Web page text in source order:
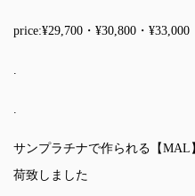
price:¥29,700・¥30,800・¥33,000
.
.
サンプラチナで作られる【MAL
荷致しました